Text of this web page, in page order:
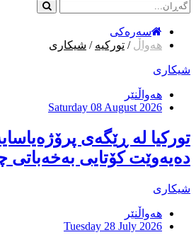
سەرەکی
هەواڵ / تورکیە / شیکاری
شیکاری
هەواڵنێر
Saturday 08 August 2026
تورکیا لە ڕێگەی
دەیەوێت کۆتایی بەخەباتی
شیکاری
هەواڵنێر
Tuesday 28 July 2026